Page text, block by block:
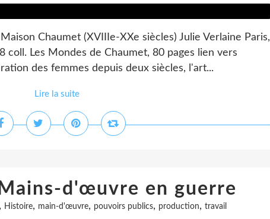
Chaumet (XVIIIe-XXe siècles) Julie Verlaine Paris,
coll. Les Mondes de Chaumet, 80 pages lien vers
des femmes depuis deux siècles, l'art...
Lire la suite
d'œuvre en guerre
, Histoire, main-d'œuvre, pouvoirs publics, production, travail